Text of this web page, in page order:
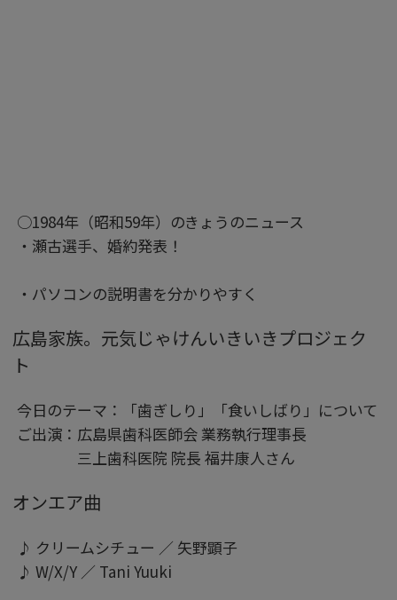
○1984年（昭和59年）のきょうのニュース
・瀬古選手、婚約発表！
・パソコンの説明書を分かりやすく
広島家族。元気じゃけんいきいきプロジェク
ト
今日のテーマ：「歯ぎしり」「食いしばり」について
ご出演：広島県歯科医師会 業務執行理事長
三上歯科医院 院長 福井康人さん
オンエア曲
♪ クリームシチュー ／ 矢野顕子
♪ W/X/Y ／ Tani Yuuki